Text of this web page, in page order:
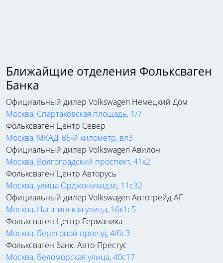
Ближайщие отделения Фольксваген
Банка
Официальный дилер Volkswagen Немецкий Дом
Москва, Спартаковская площадь, 1/7
Фольксваген Центр Север
Москва, МКАД, 85-й километр, вл3
Официальный дилер Volkswagen Авилон
Москва, Волгоградский проспект, 41к2
Фольксваген Центр Авторусь
Москва, улица Орджоникидзе, 11с32
Официальный дилер Volkswagen Автотрейд АГ
Москва, Нагатинская улица, 16к1с5
Фольксваген Центр Германика
Москва, Береговой проезд, 4/6с3
Фольксваген банк. Авто-Престус
Москва, Беломорская улица, 40с17